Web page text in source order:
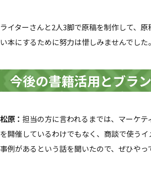
ライターさんと2人3脚で原稿を制作して、
い本にするために努力は惜しみませんでし
今後の書籍活用とブラ
松原： 担当の方に言われるまでは、マーケ
を開催しているわけでもなく、商談で使う
事例があるという話を聞いたので、ぜひやっ